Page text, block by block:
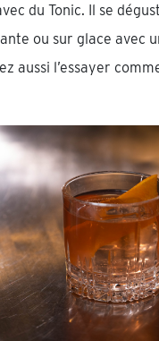
du Tonic. Il se
ou sur glace avec
aussi l’essayer